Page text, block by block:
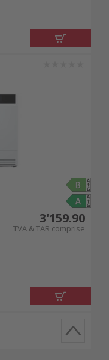
3'159.90
TVA & TAR comprise